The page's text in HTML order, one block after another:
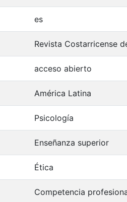
es
Revista Costarricense
acceso abierto
América Latina
Psicología
Enseñanza superior
Ética
Competencia